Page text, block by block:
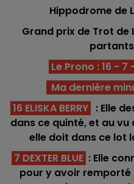
Hippodrome de
Grand prix de Trot de
Le Prono : 16 - 7
Ma dernière
16 ELISKA BERRY : Elle
dans ce quinté, et au
elle doit dans ce lot
7 DEXTER BLUE : Elle
pour y avoir remporté